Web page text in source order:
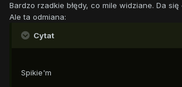
Bardzo rzadkie błędy, co mile widziane. Da
Ale ta odmiana:
Cytat
Spikie'm